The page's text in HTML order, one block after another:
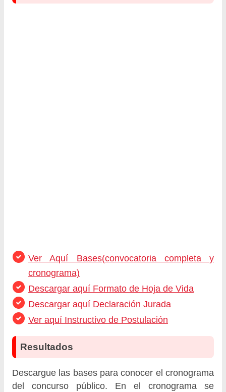
Ver Aquí Bases(convocatoria completa y
cronograma)
Descargar aquí Formato de Hoja de Vida
Descargar aquí Declaración Jurada
Ver aquí Instructivo de Postulación
Resultados
Descargue las bases para conocer el cronograma
del concurso público. En el cronograma se